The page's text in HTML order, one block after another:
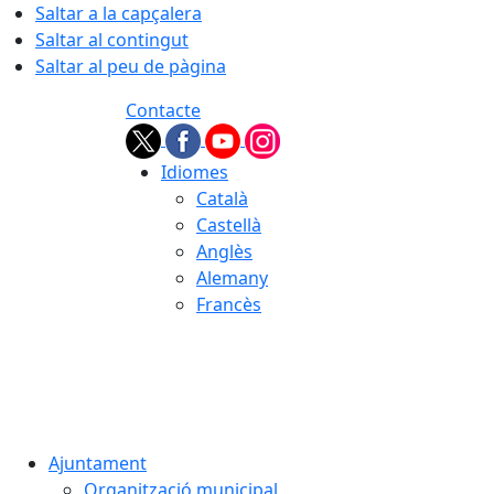
Saltar a la capçalera
Saltar al contingut
Saltar al peu de pàgina
Contacte
Idiomes
Català
Castellà
Anglès
Alemany
Francès
Ajuntament